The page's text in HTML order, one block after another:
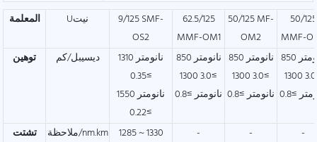
المعلمة Uنيت
9/125 SMF-
OS2
62.5/125
MMF-OM1
50/125 MF-
OM2
50/125
MMF-
توهين
ديسيبل/كم
1310 نانومتر
≥0.35
1550 نانومتر
≥0.22
850 نانومتر
≥3.0 1300
نانومتر ≥0.8
850 نانومتر
≥3.0 1300
نانومتر ≥0.8
850 نانومتر
≥3.0 1300
≥0.8
تشتت ملاحظة/nm.km
1285 ~ 1330
- - -